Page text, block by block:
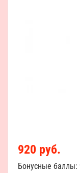
920 руб.
Бонусные баллы: